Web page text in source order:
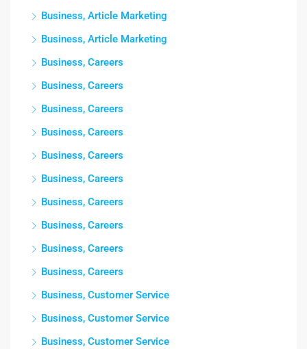
Business, Article Marketing
Business, Article Marketing
Business, Careers
Business, Careers
Business, Careers
Business, Careers
Business, Careers
Business, Careers
Business, Careers
Business, Careers
Business, Careers
Business, Careers
Business, Customer Service
Business, Customer Service
Business, Customer Service